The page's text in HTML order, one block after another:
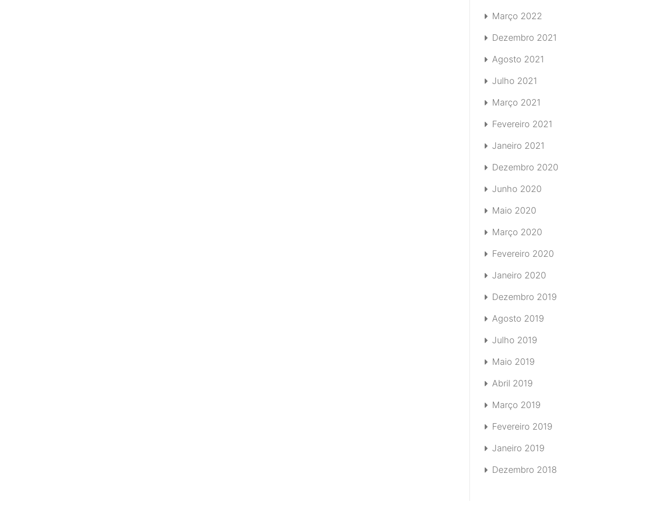
Março 2022
Dezembro 2021
Agosto 2021
Julho 2021
Março 2021
Fevereiro 2021
Janeiro 2021
Dezembro 2020
Junho 2020
Maio 2020
Março 2020
Fevereiro 2020
Janeiro 2020
Dezembro 2019
Agosto 2019
Julho 2019
Maio 2019
Abril 2019
Março 2019
Fevereiro 2019
Janeiro 2019
Dezembro 2018